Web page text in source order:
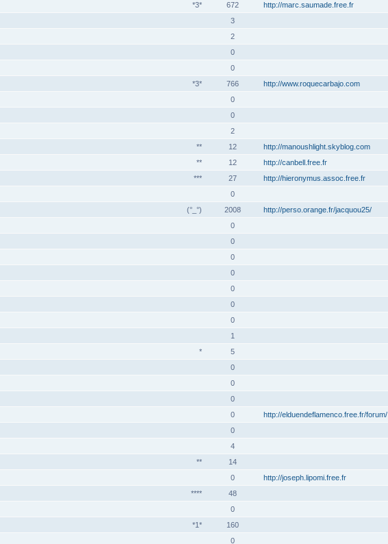
*3*
672 http://marc.saumade.free.fr
3
2
0
0
*3*
766 http://www.roquecarbajo.com
0
0
2
**
12 http://manoushlight.skyblog.com
**
12 http://canbell.free.fr
***
27 http://hieronymus.assoc.free.fr
0
(°_°)
2008 http://perso.orange.fr/jacquou25/
0
0
0
0
0
0
0
1
*
5
0
0
0
0 http://elduendeflamenco.free.fr/forum/
0
4
**
14
0 http://joseph.lipomi.free.fr
****
48
0
*1*
160
0